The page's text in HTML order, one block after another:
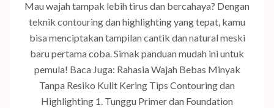
Mau wajah tampak lebih tirus dan bercahaya? Dengan
teknik contouring dan highlighting yang tepat, kamu
bisa menciptakan tampilan cantik dan natural meski
baru pertama coba. Simak panduan mudah ini untuk
pemula! Baca Juga: Rahasia Wajah Bebas Minyak
Tanpa Resiko Kulit Kering Tips Contouring dan
Highlighting 1. Tunggu Primer dan Foundation